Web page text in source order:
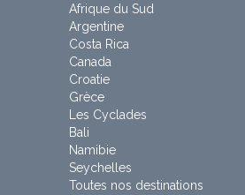
Afrique du Sud
Argentine
Costa Rica
Canada
Croatie
Grèce
Les Cyclades
Bali
Namibie
Seychelles
Toutes nos destinations